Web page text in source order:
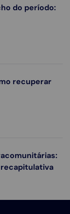
do período:
recuperar